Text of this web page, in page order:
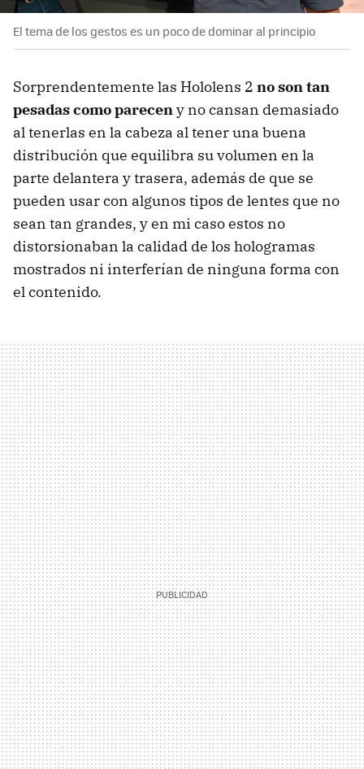
El tema de los gestos es un poco de dominar al principio
Sorprendentemente las Hololens 2 no son tan
pesadas como pareceny no cansan demasiado
al tenerlas en la cabeza al tener una buena
distribución que equilibra su volumen en la
parte delantera y trasera, además de que se
pueden usar con algunos tipos de lentes que no
sean tan grandes, y en mi caso estos no
distorsionaban la calidad de los hologramas
mostrados ni interferían de ninguna forma con
el contenido.